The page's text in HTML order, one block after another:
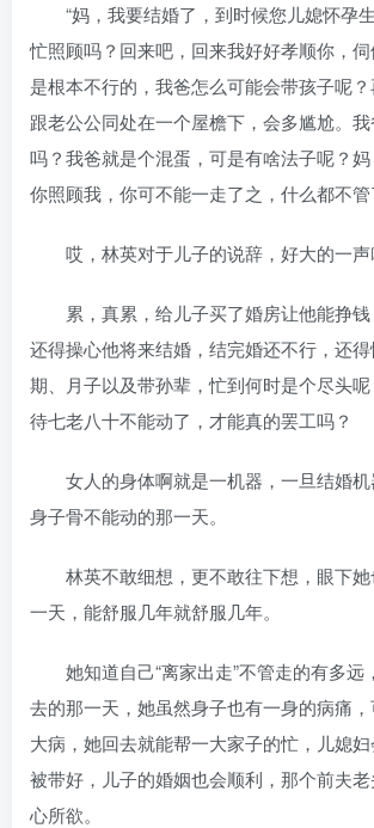
“妈，我要结婚了，到时候您儿媳怀孕
忙照顾吗？回来吧，回来我好好孝顺你，
是根本不行的，我爸怎么可能会带孩子呢
跟老公公同处在一个屋檐下，会多尴尬。
吗？我爸就是个混蛋，可是有啥法子呢？
你照顾我，你可不能一走了之，什么都不管
哎，林英对于儿子的说辞，好大的一声
累，真累，给儿子买了婚房让他能挣钱
还得操心他将来结婚，结完婚还不行，还
期、月子以及带孙辈，忙到何时是个尽头
待七老八十不能动了，才能真的罢工吗？
女人的身体啊就是一机器，一旦结婚机
身子骨不能动的那一天。
林英不敢细想，更不敢往下想，眼下她
一天，能舒服几年就舒服几年。
她知道自己“离家出走”不管走的有多远
去的那一天，她虽然身子也有一身的病痛
大病，她回去就能帮一大家子的忙，儿媳
被带好，儿子的婚姻也会顺利，那个前夫
心所欲。